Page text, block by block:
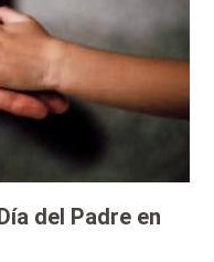
del Padre en